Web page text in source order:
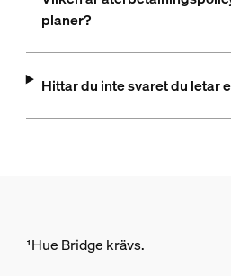
planer?
Hittar du inte svaret du letar
¹Hue Bridge krävs.